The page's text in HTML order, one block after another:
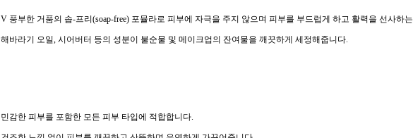
V 풍부한 거품의 솝-프리(soap-free) 포뮬라로 피부에 자극을 주지 않으며 피부를 부드럽게 하고 활력을 선사하는
해바라기 오일, 시어버터 등의 성분이 불순물 및 메이크업의 잔여물을 깨끗하게 세정해줍니다.
민감한 피부를 포함한 모든 피부 타입에 적합합니다.